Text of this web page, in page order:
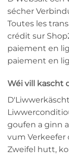
sécher
Toutes les
crédit sur
paiement en
paiement en
Wéi vill kascht
goufen a ginn
vum Verkeefer
Zweifel hutt,